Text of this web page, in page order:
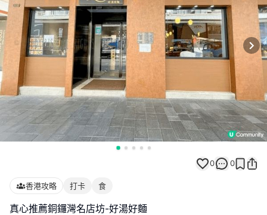
0 0
香港攻略 打卡 食
真心推薦銅鑼灣名店坊-好湯好麵